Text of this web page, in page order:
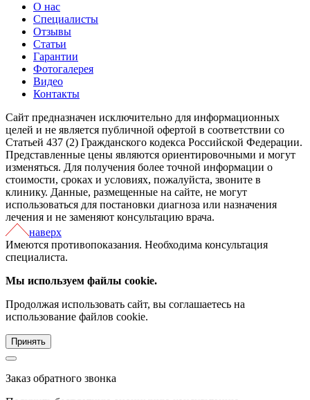
О нас
Специалисты
Отзывы
Статьи
Гарантии
Фотогалерея
Видео
Контакты
Сайт предназначен исключительно для информационных
целей и не является публичной офертой в соответствии со
Статьей 437 (2) Гражданского кодекса Российской Федерации.
Представленные цены являются ориентировочными и могут
изменяться. Для получения более точной информации о
стоимости, сроках и условиях, пожалуйста, звоните в
клинику. Данные, размещенные на сайте, не могут
использоваться для постановки диагноза или назначения
лечения и не заменяют консультацию врача.
наверх
Имеются противопоказания. Необходима консультация
специалиста.
Мы используем файлы cookie.
Продолжая использовать сайт, вы соглашаетесь на
использование файлов cookie.
Принять
Заказ обратного звонка